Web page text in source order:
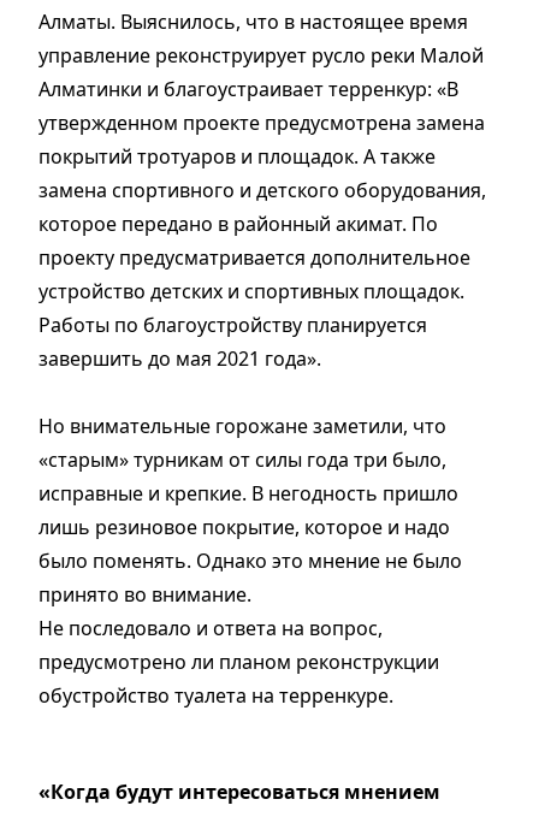
Алматы. Выяснилось, что в настоящее время
управление реконструирует русло реки Малой
Алматинки и благоустраивает терренкур: «В
утвержденном проекте предусмотрена замена
покрытий тротуаров и площадок. А также
замена спортивного и детского оборудования,
которое передано в районный акимат. По
проекту предусматривается дополнительное
устройство детских и спортивных площадок.
Работы по благоустройству планируется
завершить до мая 2021 года».
Но внимательные горожане заметили, что
«старым» турникам от силы года три было,
исправные и крепкие. В негодность пришло
лишь резиновое покрытие, которое и надо
было поменять. Однако это мнение не было
принято во внимание.
Не последовало и ответа на вопрос,
предусмотрено ли планом реконструкции
обустройство туалета на терренкуре.
«Когда будут интересоваться мнением